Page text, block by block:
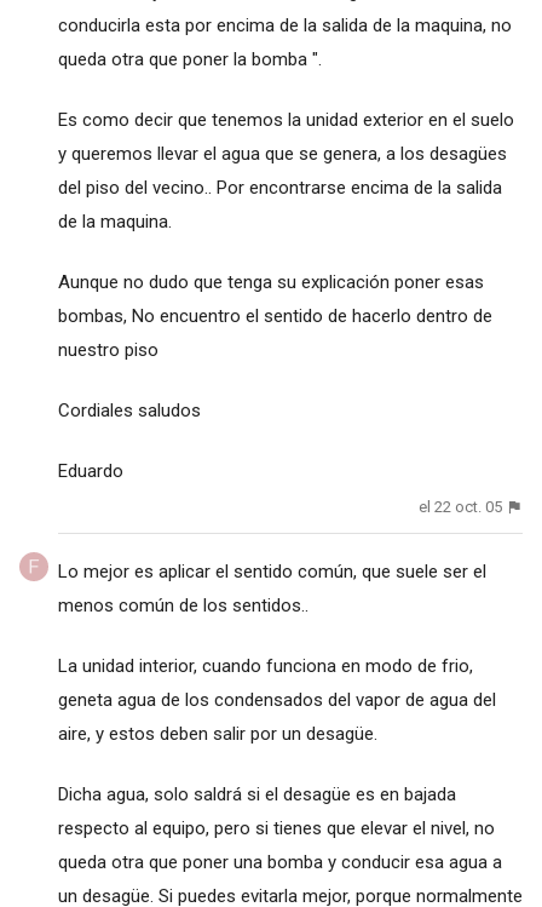
conducirla esta por encima de la salida de la maquina, no
queda otra que poner la bomba ".
Es como decir que tenemos la unidad exterior en el suelo
y queremos llevar el agua que se genera, a los desagües
del piso del vecino.. Por encontrarse encima de la salida
de la maquina.
Aunque no dudo que tenga su explicación poner esas
bombas, No encuentro el sentido de hacerlo dentro de
nuestro piso
Cordiales saludos
Eduardo
el 22 oct. 05
Lo mejor es aplicar el sentido común, que suele ser el
menos común de los sentidos..
La unidad interior, cuando funciona en modo de frio,
geneta agua de los condensados del vapor de agua del
aire, y estos deben salir por un desagüe.
Dicha agua, solo saldrá si el desagüe es en bajada
respecto al equipo, pero si tienes que elevar el nivel, no
queda otra que poner una bomba y conducir esa agua a
un desagüe. Si puedes evitarla mejor, porque normalmente